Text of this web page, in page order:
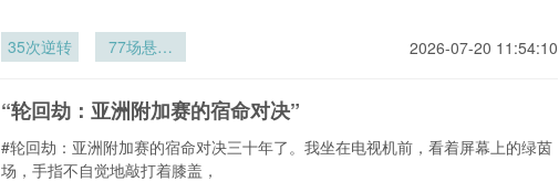
35次逆转
77场悬崖
暗线
2026-07-20 11:54:10
“轮回劫：亚洲附加赛的宿命对决”
#轮回劫：亚洲附加赛的宿命对决三十年了。我坐在电视机前，看着屏幕上的绿茵
场，手指不自觉地敲打着膝盖，